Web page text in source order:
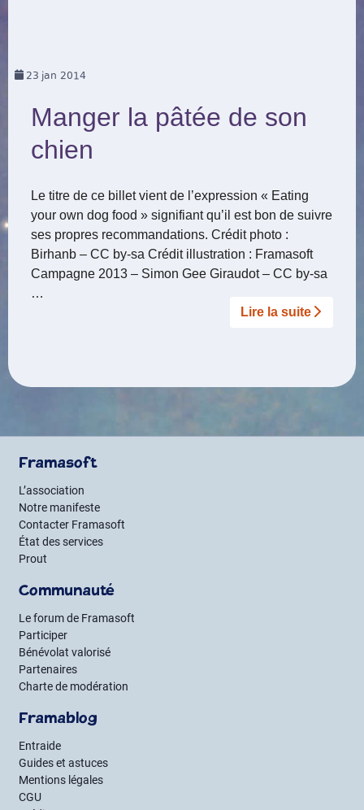
23 jan 2014
Manger la pâtée de son
chien
Le titre de ce billet vient de l’expression « Eating
your own dog food » signifiant qu’il est bon de suivre
ses propres recommandations. Crédit photo :
Birhanb – CC by-sa Crédit illustration : Framasoft
Campagne 2013 – Simon Gee Giraudot – CC by-sa
…
Lire la suite­­
Framasoft
L’association
Notre manifeste
Contacter Framasoft
État des services
Prout
Communauté
Le forum de Framasoft
Participer
Bénévolat valorisé
Partenaires
Charte de modération
Framablog
Entraide
Guides et astuces
Mentions légales
CGU